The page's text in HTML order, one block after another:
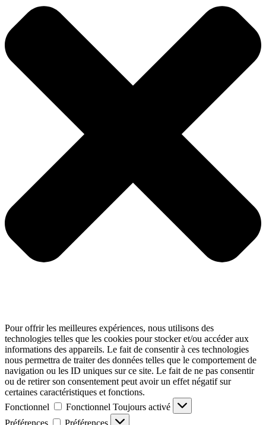
Pour offrir les meilleures expériences, nous utilisons des
technologies telles que les cookies pour stocker et/ou accéder aux
informations des appareils. Le fait de consentir à ces technologies
nous permettra de traiter des données telles que le comportement de
navigation ou les ID uniques sur ce site. Le fait de ne pas consentir
ou de retirer son consentement peut avoir un effet négatif sur
certaines caractéristiques et fonctions.
Fonctionnel
Fonctionnel Toujours activé